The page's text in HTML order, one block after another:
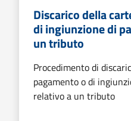
Discarico della
di ingiunzione di
un tributo
Procedimento di
pagamento o di
relativo a un tributo